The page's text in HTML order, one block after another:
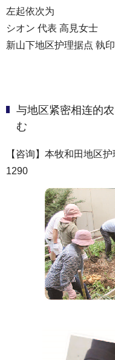
左起依次为
シオン 代表 高見女士
新山下地区护理据点 執
与地区紧密相连的
む
【咨询】本牧和田地区
1290